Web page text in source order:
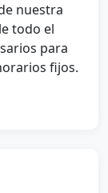
nuestra
todo el
para
fijos.